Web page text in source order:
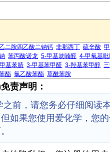
二胺四乙酸二钠钙 非那西丁 硫辛酸
苯丙酸诺龙 5-甲基呋喃醛 4-甲氧基
基苯腈 3-甲基苯甲醛 3-羟基苯甲醇
酯 氯乙酸苯酯 草酰苯胺
责声明：
前，请您务必仔细阅读
如果您使用爱化学，您